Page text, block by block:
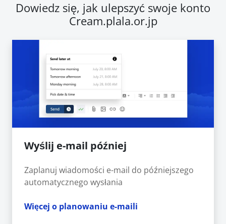
Dowiedz się, jak ulepszyć swoje konto
Cream.plala.or.jp
Wyślij e-mail później
Zaplanuj wiadomości e-mail do późniejszego
automatycznego wysłania
Więcej o planowaniu e-maili